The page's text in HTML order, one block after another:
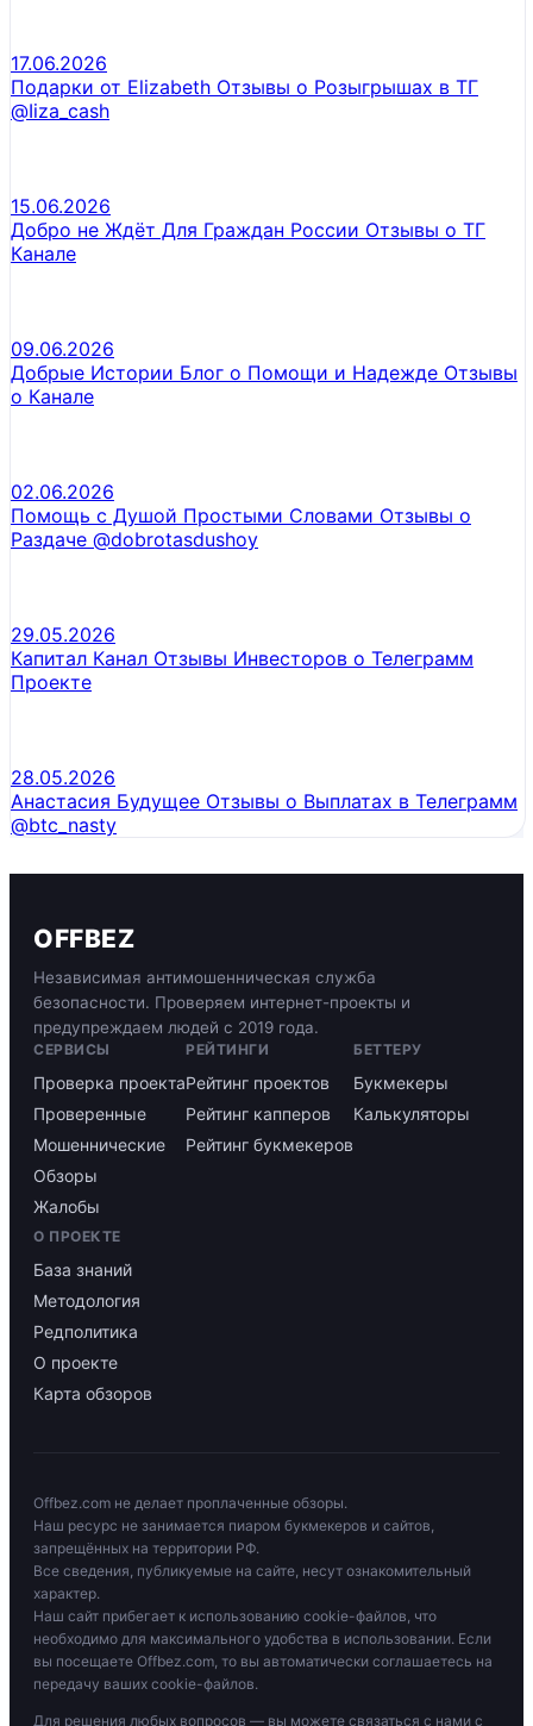
17.06.2026
Подарки от Elizabeth Отзывы о Розыгрышах в ТГ
@Iiza_cash
15.06.2026
Добро не Ждёт Для Граждан России Отзывы о ТГ
Канале
09.06.2026
Добрые Истории Блог о Помощи и Надежде Отзывы
о Канале
02.06.2026
Помощь с Душой Простыми Словами Отзывы о
Раздаче @dobrotasdushoy
29.05.2026
Капитал Канал Отзывы Инвесторов о Телеграмм
Проекте
28.05.2026
Анастасия Будущее Отзывы о Выплатах в Телеграмм
@btc_nasty
OFFBEZ
Независимая антимошенническая служба
безопасности. Проверяем интернет-проекты и
предупреждаем людей с 2019 года.
СЕРВИСЫ
Проверка проекта
Проверенные
Мошеннические
Обзоры
Жалобы
РЕЙТИНГИ
Рейтинг проектов
Рейтинг капперов
Рейтинг букмекеров
БЕТТЕРУ
Букмекеры
Калькуляторы
О ПРОЕКТЕ
База знаний
Методология
Редполитика
О проекте
Карта обзоров
Offbez.com не делает проплаченные обзоры.
Наш ресурс не занимается пиаром букмекеров и сайтов,
запрещённых на территории РФ.
Все сведения, публикуемые на сайте, несут ознакомительный
характер.
Наш сайт прибегает к использованию cookie-файлов, что
необходимо для максимального удобства в использовании. Если
вы посещаете Offbez.com, то вы автоматически соглашаетесь на
передачу ваших cookie-файлов.
Для решения любых вопросов — вы можете связаться с нами с